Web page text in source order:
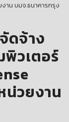
าน บมจ.ธนาคารกรุง
ดจ้าง
วเตอร์
น่วยงาน